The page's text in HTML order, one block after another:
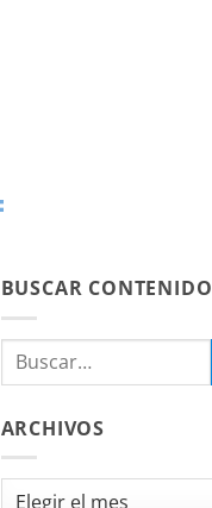
BUSCAR CONTENIDO
ARCHIVOS
Archivos